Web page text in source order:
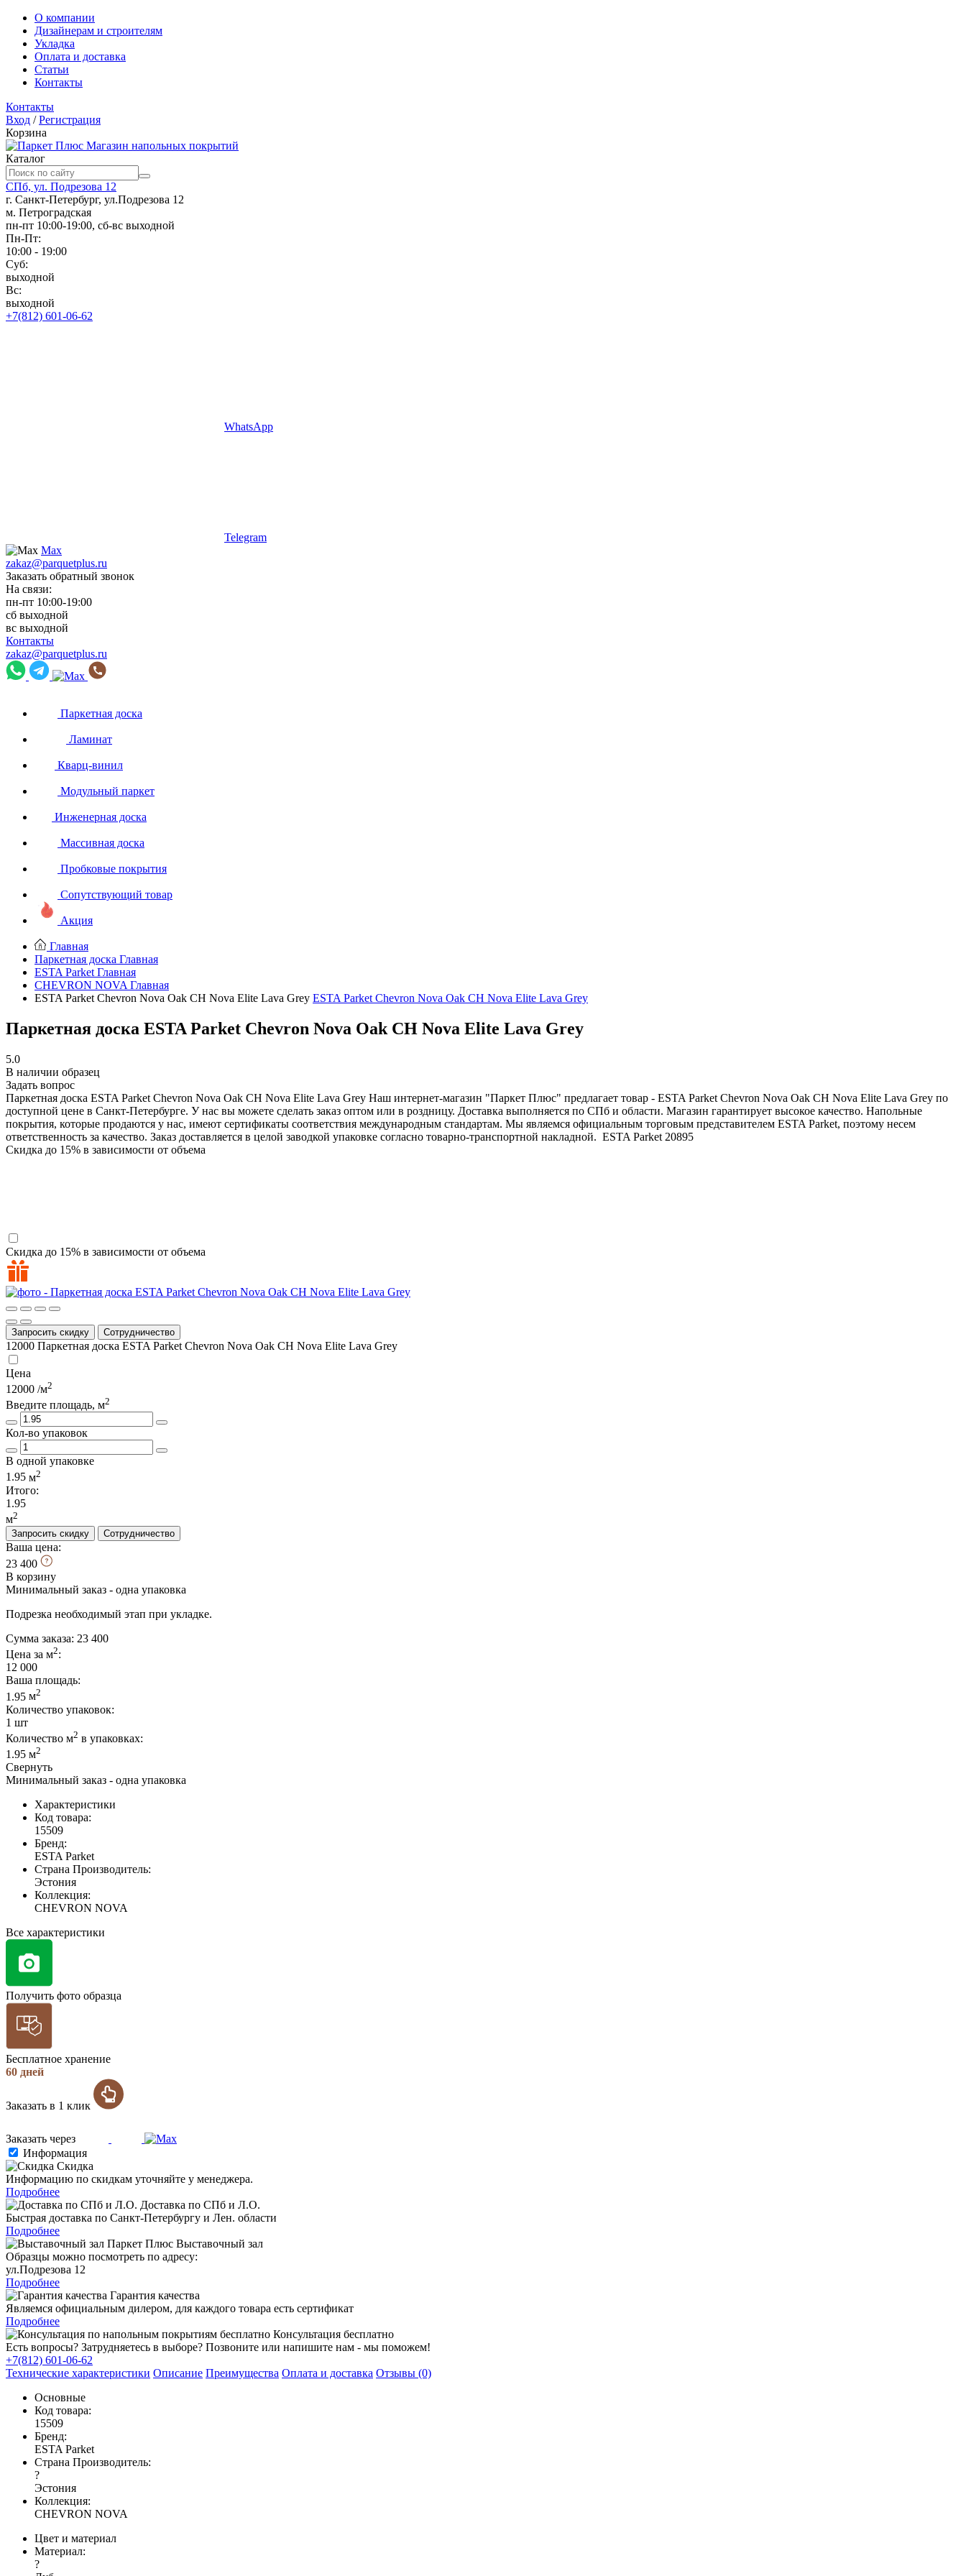
О компании
Дизайнерам и строителям
Укладка
Оплата и доставка
Статьи
Контакты
Контакты
Вход /Регистрация
Корзина
Магазин напольных покрытий
Каталог
СПб, ул. Подрезова 12
г. Санкт-Петербург, ул.Подрезова 12
м. Петроградская
пн-пт 10:00-19:00, сб-вс выходной
Пн-Пт:
10:00 - 19:00
Суб:
выходной
Вс:
выходной
+7(812) 601-06-62
WhatsApp
Telegram
Max
zakaz@parquetplus.ru
Заказать обратный звонок
На связи:
пн-пт 10:00-19:00
сб выходной
вс выходной
Контакты
zakaz@parquetplus.ru
Паркетная доска
Ламинат
Кварц-винил
Модульный паркет
Инженерная доска
Массивная доска
Пробковые покрытия
Сопутствующий товар
Акция
Главная
Паркетная доска Главная
ESTA Parket Главная
CHEVRON NOVA Главная
ESTA Parket Chevron Nova Oak CH Nova Elite Lava Grey ESTA Parket Chevron Nova Oak CH Nova Elite Lava Grey
Паркетная доска ESTA Parket Chevron Nova Oak CH Nova Elite Lava Grey
5.0
В наличии образец
Задать вопрос
Паркетная доска ESTA Parket Chevron Nova Oak CH Nova Elite Lava Grey Наш интернет-магазин "Паркет Плюс" предлагает товар - ESTA Parket Chevron Nova Oak CH Nova Elite Lava Grey по
доступной цене в Санкт-Петербурге. У нас вы можете сделать заказ оптом или в роздницу. Доставка выполняется по СПб и области. Магазин гарантирует высокое качество. Напольные
покрытия, которые продаются у нас, имеют сертификаты соответствия международным стандартам. Мы являемся официальным торговым представителем ESTA Parket, поэтому несем
ответственность за качество. Заказ доставляется в целой заводкой упаковке согласно товарно-транспортной накладной. ESTA Parket 20895
Скидка до 15% в зависимости от объема
Скидка до 15% в зависимости от объема
Запросить скидку Сотрудничество
12000 Паркетная доска ESTA Parket Chevron Nova Oak CH Nova Elite Lava Grey
Цена
12000 /м2
Введите площадь, м2
Кол-во упаковок
В одной упаковке
1.95 м2
Итого:
1.95
м2
Запросить скидку
Сотрудничество
Ваша цена:
23 400
В корзину
Минимальный заказ - одна упаковка
Подрезка необходимый этап при укладке.
Сумма заказа: 23 400
Цена за м2:
12 000
Ваша площадь:
1.95 м2
Количество упаковок:
1 шт
Количество м2 в упаковках:
1.95 м2
Свернуть
Минимальный заказ - одна упаковка
Характеристики
Код товара:
15509
Бренд:
ESTA Parket
Страна Производитель:
Эстония
Коллекция:
CHEVRON NOVA
Все характеристики
Получить фото образца
Бесплатное хранение
60 дней
Заказать в 1 клик
Заказать через
Информация
Скидка
Информацию по скидкам уточняйте у менеджера.
Подробнее
Доставка по СПб и Л.О.
Быстрая доставка по Санкт-Петербургу и Лен. области
Подробнее
Выставочный зал
Образцы можно посмотреть по адресу:
ул.Подрезова 12
Подробнее
Гарантия качества
Являемся официальным дилером, для каждого товара есть сертификат
Подробнее
Консультация бесплатно
Есть вопросы? Затрудняетесь в выборе? Позвоните или напишите нам - мы поможем!
+7(812) 601-06-62
Технические характеристики Описание Преимущества Оплата и доставка Отзывы (0)
Основные
Код товара:
15509
Бренд:
ESTA Parket
Страна Производитель:
?
Эстония
Коллекция:
CHEVRON NOVA
Цвет и материал
Материал:
?